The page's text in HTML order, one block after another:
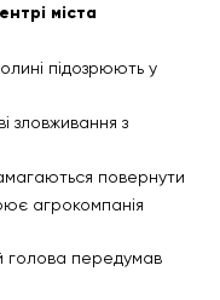
міста
підозрюють у
зловживання з
повернути
агрокомпанія
голова передумав